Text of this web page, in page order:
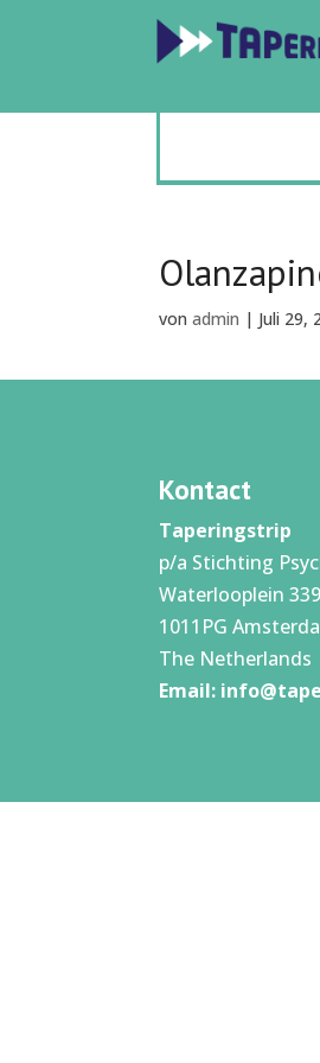
vonadmin | Juli 29,
Kontact
Taperingstrip
p/a Stichting
Waterlooplein 339
1011PG
The Netherlands
Email: